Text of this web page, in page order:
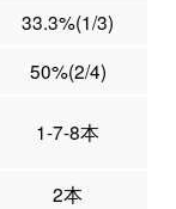
33.3%(1/3)
50%(2/4)
1-7-8本
2本